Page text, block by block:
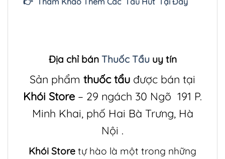
Địa chỉ bán Thuốc Tẩuuy tín
Sản phẩm thuốc tẩu được bán tại
Khói Store – 29 ngách 30 Ngõ 191 P.
Minh Khai, phố Hai Bà Trưng, Hà
Nội .
Khói Store tự hào là một trong những